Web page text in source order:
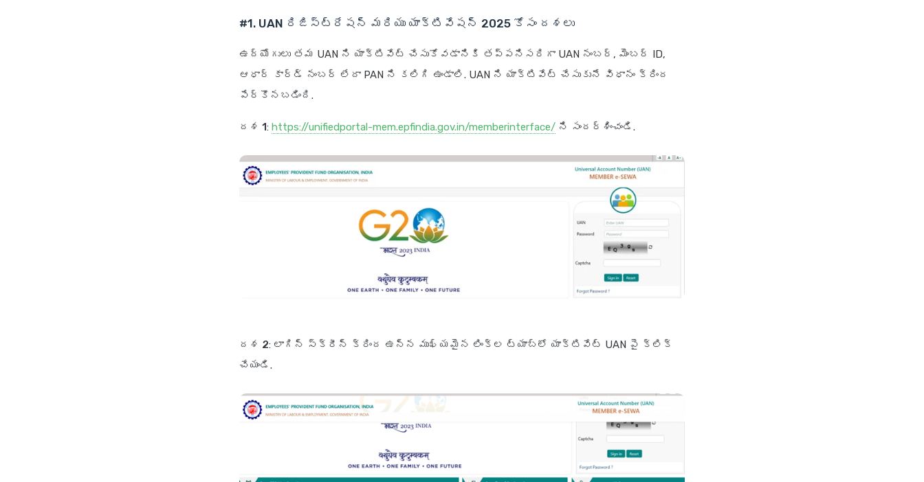
#1. UAN రిజిస్ట్రేషన్ మరియు యాక్టివేషన్ 2025 కోసం దశలు
ఉద్యోగులు తమ UAN ని యాక్టివేట్ చేసుకోవడానికి తప్పనిసరిగా UAN నంబర్, మెంబర్ ID,
ఆధార్ కార్డ్ నంబర్ లేదా PAN ని కలిగి ఉండాలి. UAN ని యాక్టివేట్ చేసుకునే విధానం క్రింద
పేర్కొనబడింది.
దశ 1: https://unifiedportal-mem.epfindia.gov.in/memberinterface/ ని సందర్శించండి.
దశ 2: లాగిన్ స్క్రీన్ క్రింద ఉన్న ముఖ్యమైన లింక్‌ల ట్యాబ్‌లో యాక్టివేట్ UAN పై క్లిక్
చేయండి.